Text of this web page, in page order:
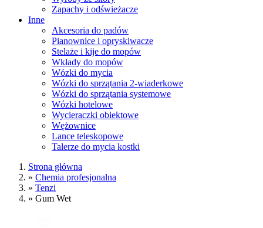
Zapachy i odświeżacze
Inne
Akcesoria do padów
Pianownice i opryskiwacze
Stelaże i kije do mopów
Wkłady do mopów
Wózki do mycia
Wózki do sprzątania 2-wiaderkowe
Wózki do sprzątania systemowe
Wózki hotelowe
Wycieraczki obiektowe
Wężownice
Lance teleskopowe
Talerze do mycia kostki
Strona główna
» Chemia profesjonalna
» Tenzi
» Gum Wet